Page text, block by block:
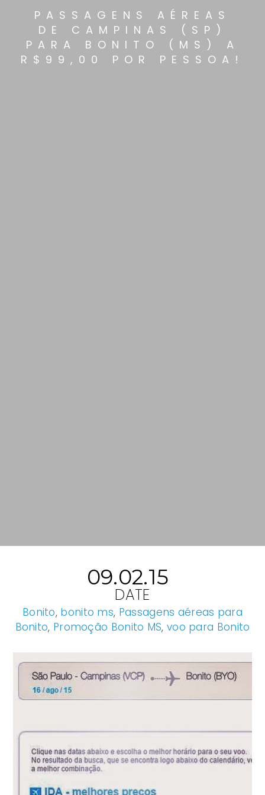
PASSAGENS AÉREAS
DE CAMPINAS (SP)
PARA BONITO (MS) A
R$99,00 POR PESSOA!
09.02.15
DATE
Bonito, bonito ms, Passagens aéreas para
Bonito, Promoção Bonito MS, voo para Bonito